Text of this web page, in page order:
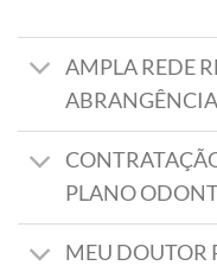
AMPLA REDE
PLANO
MEU DOUTOR